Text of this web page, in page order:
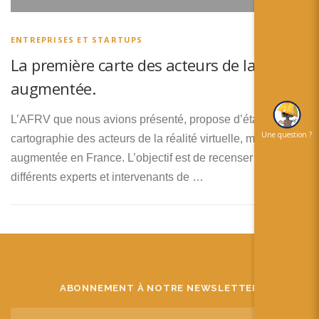
Español
ENTREPRISES ET STARTUPS
La première carte des acteurs de la réalité
augmentée.
L’AFRV que nous avions présenté, propose d’établir la
cartographie des acteurs de la réalité virtuelle, mixte et
augmentée en France. L’objectif est de recenser les
différents experts et intervenants de …
ABONNEMENT À NOTRE NEWSLETTER
Une question ?